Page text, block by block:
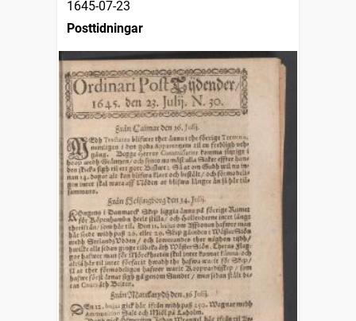
1645-07-23
Posttidningar